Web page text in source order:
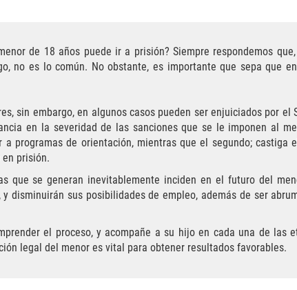
de 18 años puede ir a prisión? Siempre respondemos
no es lo común. No obstante, es importante que sepa que
sin embargo, en algunos casos pueden ser enjuiciados por
en la severidad de las sanciones que se le imponen al
programas de orientación, mientras que el segundo; castiga
prisión.
que se generan inevitablemente inciden en el futuro del
disminuirán sus posibilidades de empleo, además de ser
el proceso, y acompañe a su hijo en cada una de las
legal del menor es vital para obtener resultados favorables.